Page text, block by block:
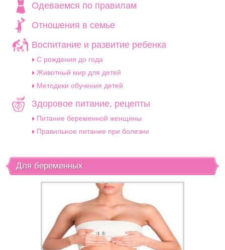
Одеваемся по правилам
Отношения в семье
Воспитание и развитие ребенка
C рождения до года
Животный мир для детей
Методики обучения детей
Здоровое питание, рецепты
Питание беременной женщины
Правильное питание при болезни
Для беременных